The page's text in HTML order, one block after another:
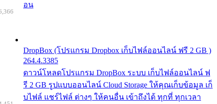
อน
DropBox (โปรแกรม Dropbox เก็บไฟล์ออนไลน์ ฟรี 2 GB )
264.4.3385
ดาวน์โหลดโปรแกรม DropBox ระบบ เก็บไฟล์ออนไลน์ ฟ
รี 2 GB รูปแบบออนไลน์ Cloud Storage ให้คุณเก็บข้อมูล เก็
บไฟล์ แชร์ไฟล์ ต่างๆ ให้คนอื่น เข้าถึงได้ ทุกที่ ทุกเวลา